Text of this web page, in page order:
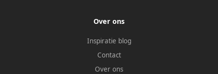
Over ons
Inspiratie blog
Contact
Over ons